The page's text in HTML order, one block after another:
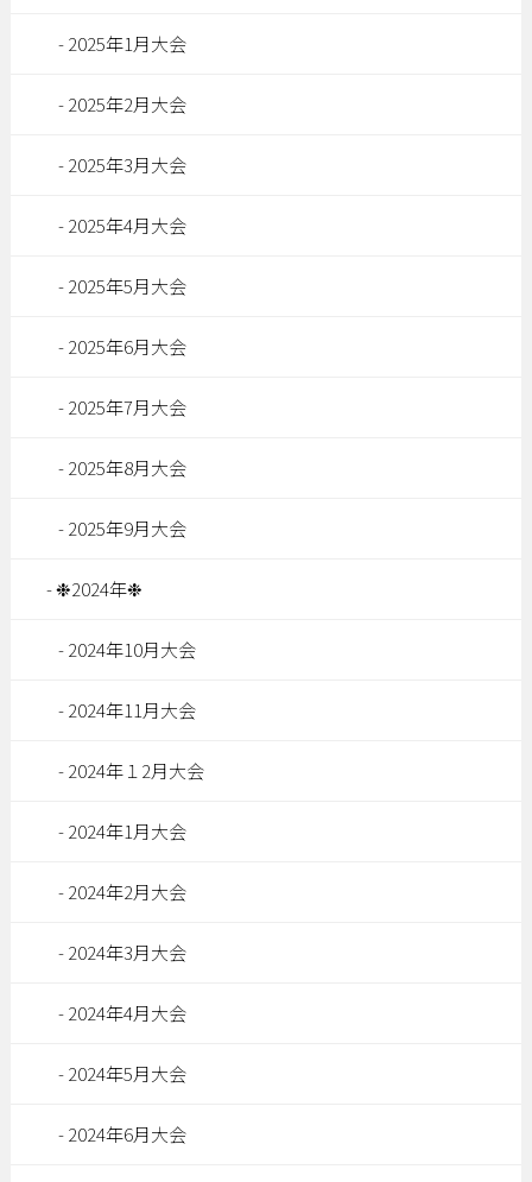
2025年1月大会
2025年2月大会
2025年3月大会
2025年4月大会
2025年5月大会
2025年6月大会
2025年7月大会
2025年8月大会
2025年9月大会
❉2024年❉
2024年10月大会
2024年11月大会
2024年１2月大会
2024年1月大会
2024年2月大会
2024年3月大会
2024年4月大会
2024年5月大会
2024年6月大会